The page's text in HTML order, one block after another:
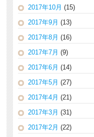
2017年10月 (15)
2017年9月 (13)
2017年8月 (16)
2017年7月 (9)
2017年6月 (14)
2017年5月 (27)
2017年4月 (21)
2017年3月 (31)
2017年2月 (22)